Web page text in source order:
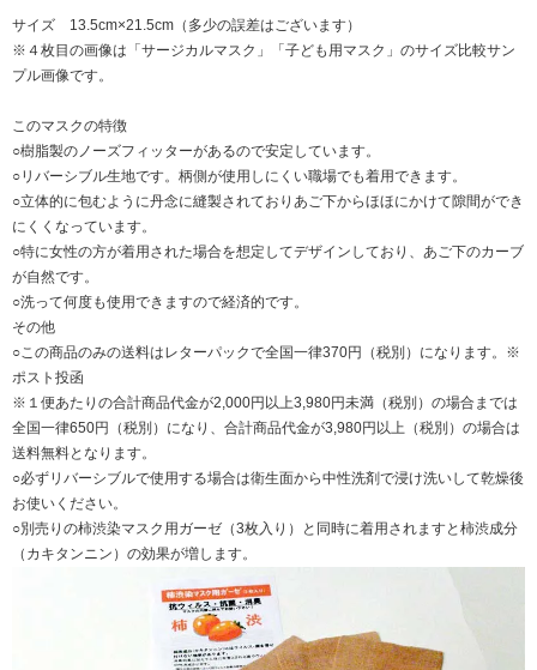
サイズ 13.5cm×21.5cm（多少の誤差はございます）
※４枚目の画像は「サージカルマスク」「子ども用マスク」のサイズ比較サン
プル画像です。
このマスクの特徴
○樹脂製のノーズフィッターがあるので安定しています。
○リバーシブル生地です。柄側が使用しにくい職場でも着用できます。
○立体的に包むように丹念に縫製されておりあご下からほほにかけて隙間ができ
にくくなっています。
○特に女性の方が着用された場合を想定してデザインしており、あご下のカーブ
が自然です。
○洗って何度も使用できますので経済的です。
その他
○この商品のみの送料はレターパックで全国一律370円（税別）になります。※
ポスト投函
※１便あたりの合計商品代金が2,000円以上3,980円未満（税別）の場合までは
全国一律650円（税別）になり、合計商品代金が3,980円以上（税別）の場合は
送料無料となります。
○必ずリバーシブルで使用する場合は衛生面から中性洗剤で浸け洗いして乾燥後
お使いください。
○別売りの柿渋染マスク用ガーゼ（3枚入り）と同時に着用されますと柿渋成分
（カキタンニン）の効果が増します。